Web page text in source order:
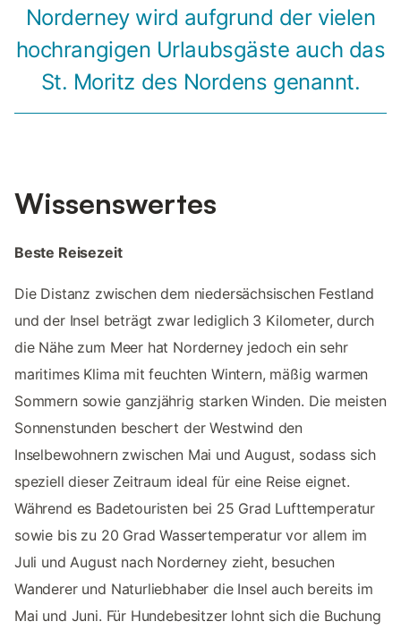
Norderney wird aufgrund der vielen
hochrangigen Urlaubsgäste auch das
St. Moritz des Nordens genannt.
Wissenswertes
Beste Reisezeit
Die Distanz zwischen dem niedersächsischen Festland
und der Insel beträgt zwar lediglich 3 Kilometer, durch
die Nähe zum Meer hat Norderney jedoch ein sehr
maritimes Klima mit feuchten Wintern, mäßig warmen
Sommern sowie ganzjährig starken Winden. Die meisten
Sonnenstunden beschert der Westwind den
Inselbewohnern zwischen Mai und August, sodass sich
speziell dieser Zeitraum ideal für eine Reise eignet.
Während es Badetouristen bei 25 Grad Lufttemperatur
sowie bis zu 20 Grad Wassertemperatur vor allem im
Juli und August nach Norderney zieht, besuchen
Wanderer und Naturliebhaber die Insel auch bereits im
Mai und Juni. Für Hundebesitzer lohnt sich die Buchung